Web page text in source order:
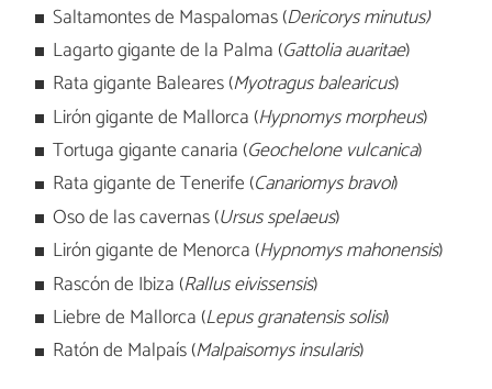
Saltamontes de Maspalomas (Dericorys minutus)
Lagarto gigante de la Palma (Gattolia auaritae)
Rata gigante Baleares (Myotragus balearicus)
Lirón gigante de Mallorca (Hypnomys morpheus)
Tortuga gigante canaria (Geochelone vulcanica)
Rata gigante de Tenerife (Canariomys bravoi)
Oso de las cavernas (Ursus spelaeus)
Lirón gigante de Menorca (Hypnomys mahonensis)
Rascón de Ibiza (Rallus eivissensis)
Liebre de Mallorca (Lepus granatensis solisi)
Ratón de Malpaís (Malpaisomys insularis)